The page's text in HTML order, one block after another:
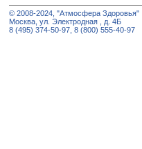
© 2008-2024, "Атмосфера Здоровья"
Москва, ул. Электродная , д. 4Б
8 (495) 374-50-97, 8 (800) 555-40-97